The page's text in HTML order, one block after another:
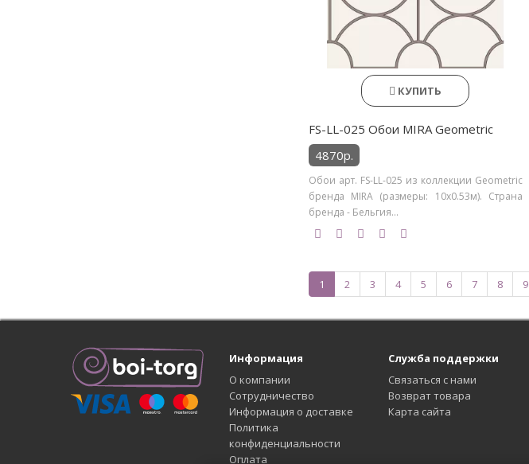
КУПИТЬ
FS-LL-025 Обои MIRA Geometric
4870р.
Обои арт. FS-LL-025 из коллекции Geometric
бренда MIRA (размеры: 10х0.53м). Страна
бренда - Бельгия...
1 2 3 4 5 6 7 8 9
Информация
О компании
Сотрудничество
Информация о доставке
Политика
конфиденциальности
Оплата
Служба поддержки
Связаться с нами
Возврат товара
Карта сайта